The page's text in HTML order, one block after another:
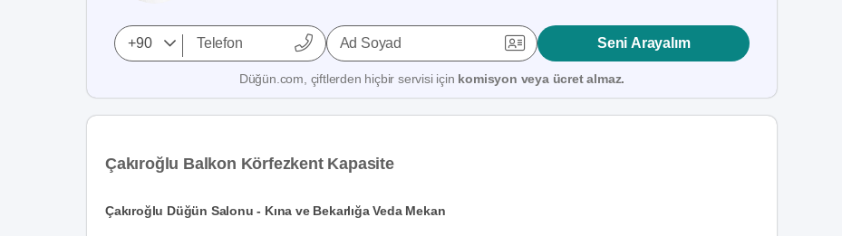
Ad Soyad Seni Arayalım
Düğün.com, çiftlerden hiçbir servisi için komisyon veya ücret almaz.
Çakıroğlu Balkon Körfezkent Kapasite
Çakıroğlu Düğün Salonu - Kına ve Bekarlığa Veda Mekan